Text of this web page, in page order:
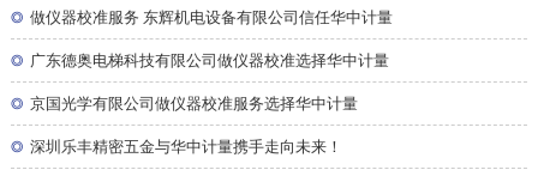
◎ 做仪器校准服务 东辉机电设备有限公司信任华中计量
◎ 广东德奥电梯科技有限公司做仪器校准选择华中计量
◎ 京国光学有限公司做仪器校准服务选择华中计量
◎ 深圳乐丰精密五金与华中计量携手走向未来！